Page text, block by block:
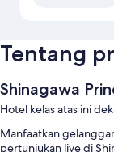
Tentang
Shinagawa
Hotel kelas atas ini
Manfaatkan
pertunjukan live di